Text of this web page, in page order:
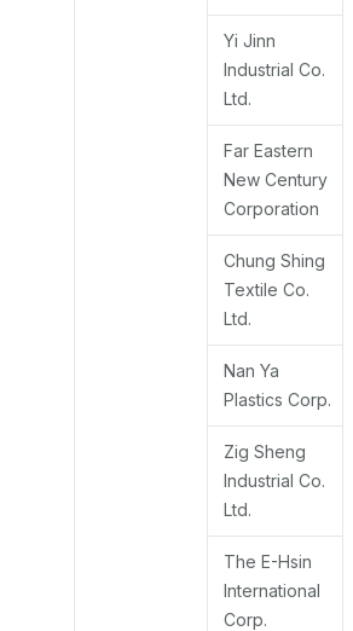
Yi Jinn
Industrial Co.
Ltd.
Far Eastern
New Century
Corporation
Chung Shing
Textile Co.
Ltd.
Nan Ya
Plastics Corp.
Zig Sheng
Industrial Co.
Ltd.
The E-Hsin
International
Corp.